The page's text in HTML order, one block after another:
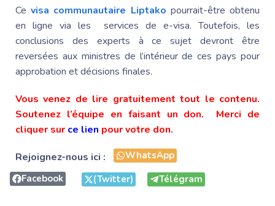
Cevisa communautaire Liptako pourrait-être obtenu
en ligne via les services de e-visa. Toutefois, les
conclusions des experts à ce sujet devront être
reversées aux ministres de l’intérieur de ces pays pour
approbation et décisions finales.
Vous venez de lire gratuitement tout le contenu.
Soutenez l’équipe en faisant un don. Merci de
cliquer sur ce lien pour votre don.
Rejoignez-nous ici :
WhatsApp
Facebook
(Twitter) Télégram